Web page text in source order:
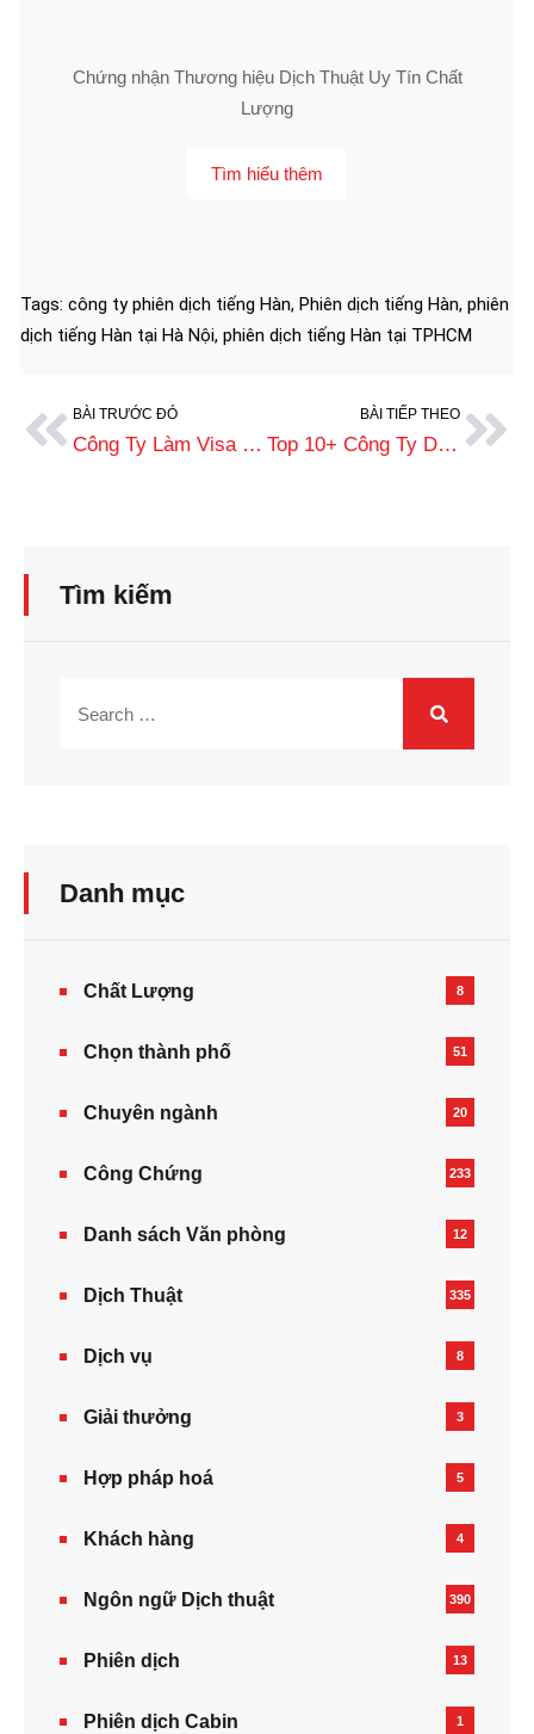
Chứng nhận Thương hiệu Dịch Thuật Uy Tín Chất
Lượng
Tìm hiểu thêm
Tags: công ty phiên dịch tiếng Hàn, Phiên dịch tiếng Hàn, phiên
dịch tiếng Hàn tại Hà Nội, phiên dịch tiếng Hàn tại TPHCM
BÀI TRƯỚC ĐÓ
Công Ty Làm Visa Hàn Quốc Trọn Gói, Nhanh Chóng, Giá Tốt 2025
BÀI TIẾP THEO
Top 10+ Công Ty Dịch Thuật Tiếng Nga Uy Tín, Giá Tốt 2026
Tìm kiếm
Danh mục
Chất Lượng 8
Chọn thành phố 51
Chuyên ngành 20
Công Chứng 233
Danh sách Văn phòng 12
Dịch Thuật 335
Dịch vụ 8
Giải thưởng 3
Hợp pháp hoá 5
Khách hàng 4
Ngôn ngữ Dịch thuật 390
Phiên dịch 13
Phiên dịch Cabin 1